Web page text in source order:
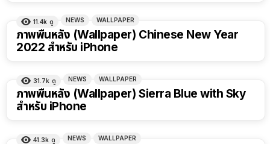
11.4k ดู NEWS WALLPAPER
ภาพพื้นหลัง (Wallpaper) Chinese New Year
2022 สำหรับ iPhone
31.7k ดู NEWS WALLPAPER
ภาพพื้นหลัง (Wallpaper) Sierra Blue with Sky
สำหรับ iPhone
41.3k ดู NEWS WALLPAPER